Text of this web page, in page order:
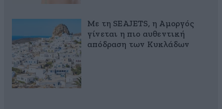
Με τη SEAJETS, η Αμοργός
γίνεται η πιο αυθεντική
απόδραση των Κυκλάδων